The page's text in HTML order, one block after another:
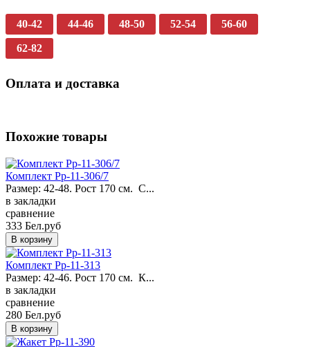
40-42 44-46 48-50 52-54 56-60
62-82
Оплата и доставка
Похожие товары
Комплект Pp-11-306/7
Размер: 42-48. Рост 170 см. С...
в закладки
сравнение
333 Бел.руб
Комплект Pp-11-313
Размер: 42-46. Рост 170 см. К...
в закладки
сравнение
280 Бел.руб